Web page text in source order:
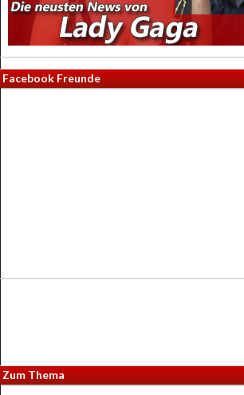
Facebook Freunde
Zum Thema